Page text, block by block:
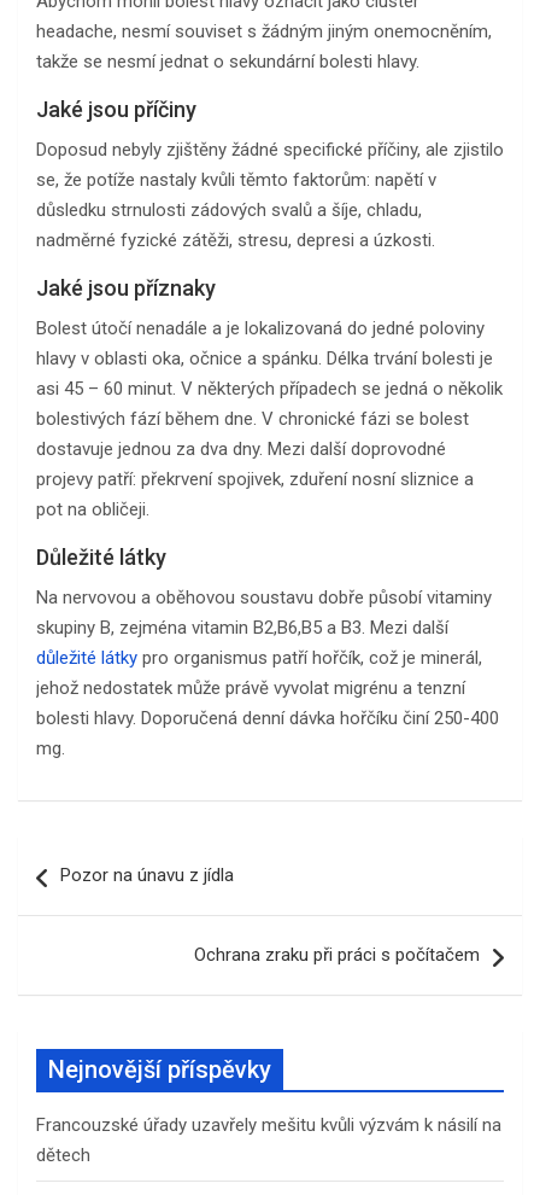
headache, nesmí souviset s žádným jiným onemocněním,
takže se nesmí jednat o sekundární bolesti hlavy.
Jaké jsou příčiny
Doposud nebyly zjištěny žádné specifické příčiny, ale zjistilo
se, že potíže nastaly kvůli těmto faktorům: napětí v
důsledku strnulosti zádových svalů a šíje, chladu,
nadměrné fyzické zátěži, stresu, depresi a úzkosti.
Jaké jsou příznaky
Bolest útočí nenadále a je lokalizovaná do jedné poloviny
hlavy v oblasti oka, očnice a spánku. Délka trvání bolesti je
asi 45 – 60 minut. V některých případech se jedná o několik
bolestivých fází během dne. V chronické fázi se bolest
dostavuje jednou za dva dny. Mezi další doprovodné
projevy patří: překrvení spojivek, zduření nosní sliznice a
pot na obličeji.
Důležité látky
Na nervovou a oběhovou soustavu dobře působí vitaminy
skupiny B, zejména vitamin B2,B6,B5 a B3. Mezi další
důležité látky pro organismus patří hořčík, což je minerál,
jehož nedostatek může právě vyvolat migrénu a tenzní
bolesti hlavy. Doporučená denní dávka hořčíku činí 250-400
mg.
proPozor na únavu z jídla
Ochrana zraku při práci s počítačem
Nejnovější příspěvky
Francouzské úřady uzavřely mešitu kvůli výzvám k násilí na
dětech